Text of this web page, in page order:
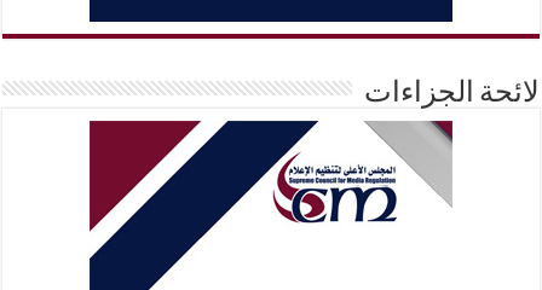
لائحة الجزاءات